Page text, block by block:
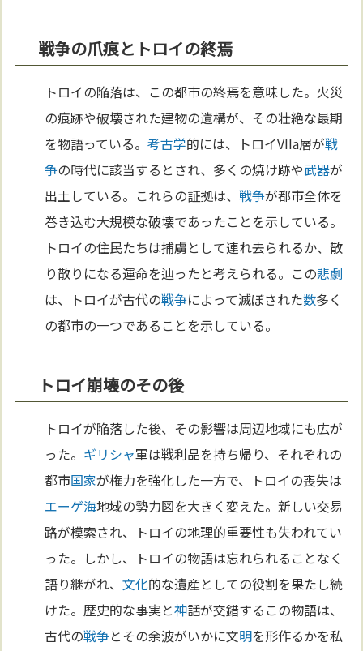
戦争の爪痕とトロイの終焉
トロイの陥落は、この都市の終焉を意味した。火災
の痕跡や破壊された建物の遺構が、その壮絶な最期
を物語っている。考古学的には、トロイVIIa層が戦
争の時代に該当するとされ、多くの焼け跡や武器が
出土している。これらの証拠は、戦争が都市全体を
巻き込む大規模な破壊であったことを示している。
トロイの住民たちは捕虜として連れ去られるか、散
り散りになる運命を辿ったと考えられる。この悲劇
は、トロイが古代の戦争によって滅ぼされた数多く
の都市の一つであることを示している。
トロイ崩壊のその後
トロイが陥落した後、その影響は周辺地域にも広が
った。 ギリシャ軍は戦利品を持ち帰り、それぞれの
都市国家が権力を強化した一方で、トロイの喪失は
エーゲ海地域の勢力図を大きく変えた。新しい交易
路が模索され、トロイの地理的重要性も失われてい
った。しかし、トロイの物語は忘れられることなく
語り継がれ、文化的な遺産としての役割を果たし続
けた。歴史的な事実と神話が交錯するこの物語は、
古代の戦争とその余波がいかに文明を形作るかを私